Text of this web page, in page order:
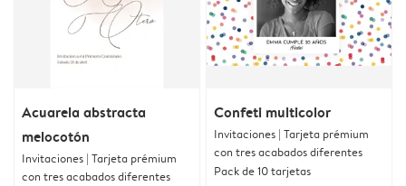
Acuarela abstracta
melocotón
Invitaciones | Tarjeta prémium
con tres acabados diferentes
Confeti multicolor
Invitaciones | Tarjeta prémium
con tres acabados diferentes
Pack de 10 tarjetas